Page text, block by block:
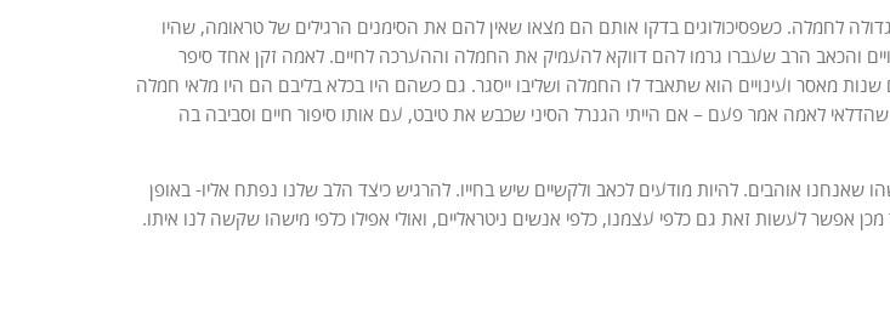
לחמלה. כשפסיכולוגים בדקו אותם הם מצאו שאין להם את הסימנים הרגילים של טראומה, שהיו
והכאב הרב שעברו גרמו להם דווקא להעמיק את החמלה וההערכה לחיים. לאמה זקן אחד סיפר
מאסר ועינויים הוא שתאבד לו החמלה ושליבו ייסגר. גם כשהם היו בכלא בליבם הם היו מלאי חמלה
לאמה אמר פעם – אם הייתי הגנרל הסיני שכבש את טיבט, עם אותו סיפור חיים וסביבה בה
שאנחנו אוהבים. להיות מודעים לכאב ולקשיים שיש בחייו. להרגיש כיצד הלב שלנו נפתח אליו- באופן
אפשר לעשות זאת גם כלפי עצמנו, כלפי אנשים ניטראליים, ואולי אפילו כלפי מישהו שקשה לנו איתו.